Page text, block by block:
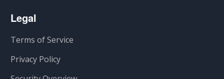
Legal
Terms of Service
Privacy Policy